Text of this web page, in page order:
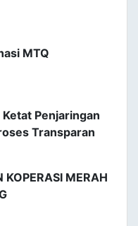
MTQ
Penjaringan
Transparan
KOPERASI MERAH